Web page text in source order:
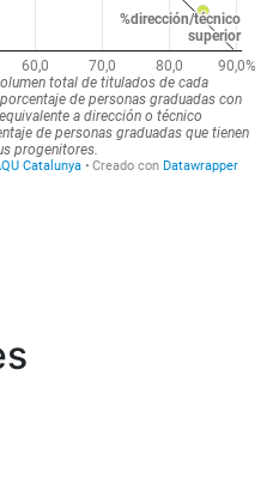
canal de Twitter